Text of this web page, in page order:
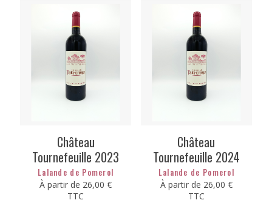
Château
Tournefeuille 2023
Lalande de Pomerol
À partir de 26,00€
TTC
Château
Tournefeuille 2024
Lalande de Pomerol
À partir de 26,00 €
TTC